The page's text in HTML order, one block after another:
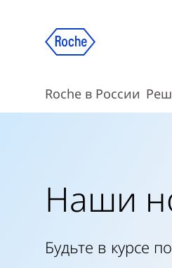
Roche в России
Наши
Будьте в курсе